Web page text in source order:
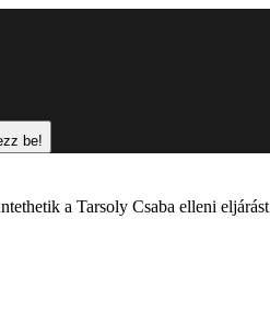
be!
a Tarsoly Csaba elleni eljárást